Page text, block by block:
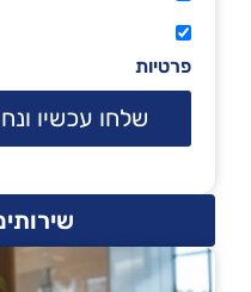
פרטיות
שלחו עכשיו